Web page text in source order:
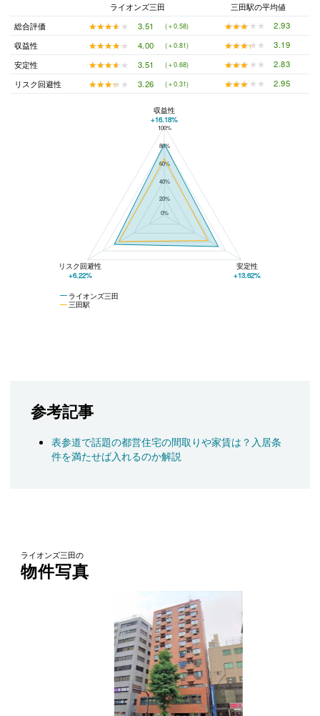
ライオンズ三田
三田駅の平均値
総合評価
★★★★★
★★★★★ 3.51 (＋0.58) ★★★★★
★★★★★
2.93
収益性
★★★★★
★★★★★ 4.00 (＋0.81) ★★★★★
★★★★★
3.19
安定性
★★★★★
★★★★★ 3.51 (＋0.68) ★★★★★
★★★★★
2.83
リスク回避性
★★★★★
★★★★★ 3.26 (＋0.31) ★★★★★
★★★★★ 2.95
ライオンズ三田と三田駅の平均値の総合評価の比較
100%
80%
60%
40%
20%
0%
ライオンズ三田
三田駅
収益性
+16.18%
リスク回避性
+6.22%
安定性
+13.62%
参考記事
表参道で話題の都営住宅の間取りや家賃は？入居条
件を満たせば入れるのか解説
ライオンズ三田の
物件写真